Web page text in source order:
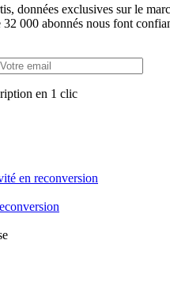
données exclusives sur le
32 000 abonnés nous font
en 1 clic
en reconversion